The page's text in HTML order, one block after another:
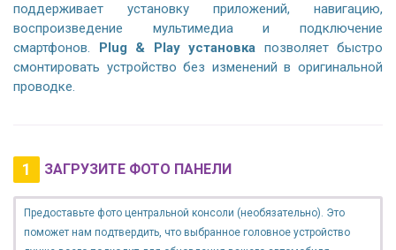
поддерживает установку приложений, навигацию,
воспроизведение мультимедиа и подключение
смартфонов. Plug & Play установка позволяет быстро
смонтировать устройство без изменений в оригинальной
проводке.
1 ЗАГРУЗИТЕ ФОТО ПАНЕЛИ
Предоставьте фото центральной консоли (необязательно). Это
поможет нам подтвердить, что выбранное головное устройство